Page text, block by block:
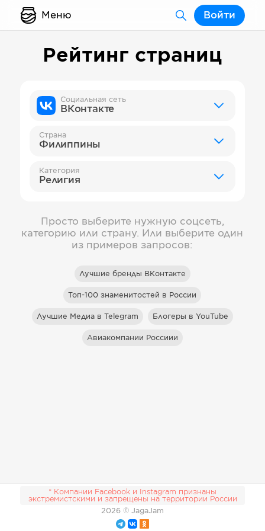
Меню Войти
Рейтинг страниц
Социальная сеть
ВКонтакте
Страна
Филиппины
Категория
Религия
Просто выберите нужную соцсеть,
категорию или страну. Или выберите один
из примеров запросов:
Лучшие бренды ВКонтакте
Топ-100 знаменитостей в России
Лучшие Медиа в Telegram Блогеры в YouTube
Авиакомпании Россиии
* Компании Facebook и Instagram признаны
экстремистскими и запрещены на территории России
2026 © JagaJam